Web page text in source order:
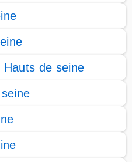
Hauts de seine